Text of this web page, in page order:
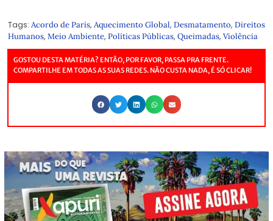
Tags: Acordo de Paris, Aquecimento Global, Desmatamento, Direitos
Humanos, Meio Ambiente, Políticas Públicas, Queimadas, Violência
GOSTOU DESTA MATÉRIA? ENTÃO, POR FAVOR, PASSA PRA FRENTE.
COMPARTILHE EM TODAS AS SUAS REDES. NÃO CUSTA NADA, É SÓ CLICAR!